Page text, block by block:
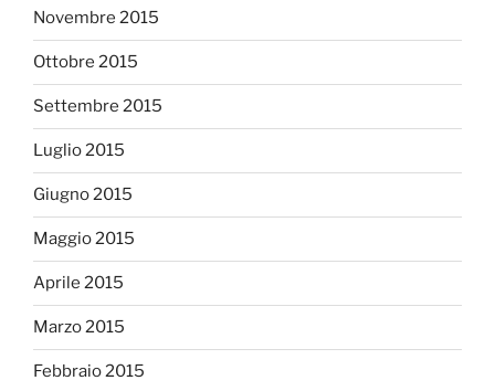
Novembre 2015
Ottobre 2015
Settembre 2015
Luglio 2015
Giugno 2015
Maggio 2015
Aprile 2015
Marzo 2015
Febbraio 2015